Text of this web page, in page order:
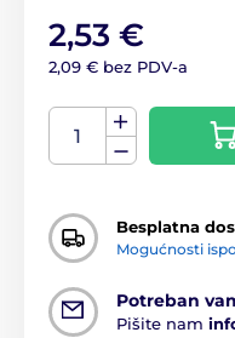
2,53 €
2,09 € bez PDV-a
Besplatna
Mogućnosti
Potreban
Pišite nam